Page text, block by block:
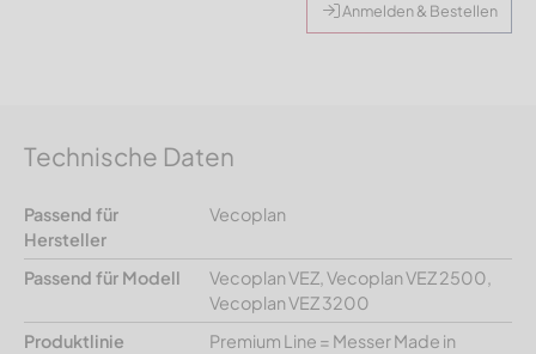
Anmelden & Bestellen
Technische Daten
Passend für
Hersteller
Vecoplan
Passend für Modell
Vecoplan VEZ, Vecoplan VEZ 2500,
Vecoplan VEZ 3200
Produktlinie
Premium Line = Messer Made in